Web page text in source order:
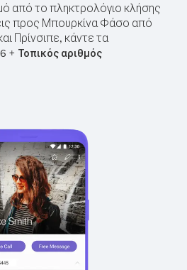
από το πληκτρολόγιο κλήσης
προς Μπουρκίνα Φάσο από
Πρίνσιπε, κάντε τα
+ Τοπικός αριθμός